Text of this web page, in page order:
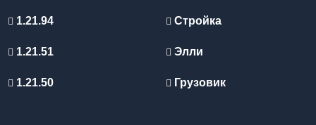
1.21.94
1.21.51
1.21.50
Стройка
Элли
Грузовик